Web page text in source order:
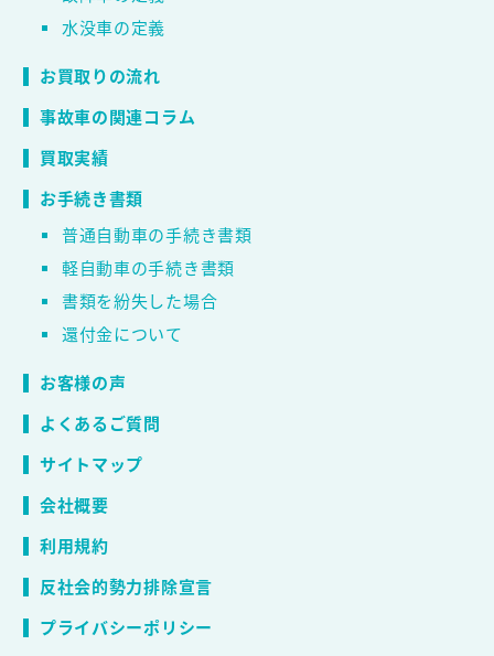
水没車の定義
お買取りの流れ
事故車の関連コラム
買取実績
お手続き書類
普通自動車の手続き書類
軽自動車の手続き書類
書類を紛失した場合
還付金について
お客様の声
よくあるご質問
サイトマップ
会社概要
利用規約
反社会的勢力排除宣言
プライバシーポリシー